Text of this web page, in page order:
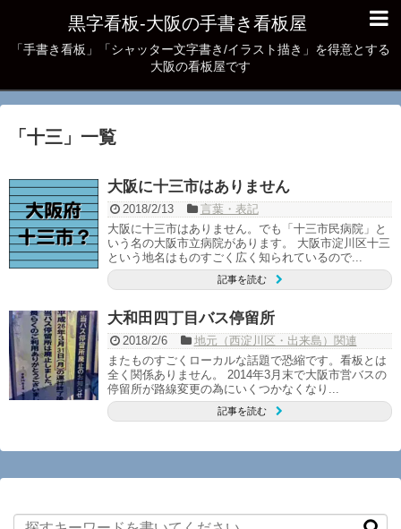
黒字看板‐大阪の手書き看板屋
「手書き看板」「シャッター文字書き/イラスト描き」を得意とする
大阪の看板屋です
「 十三 」 一覧
大阪に十三市はありません
2018/2/13
言葉・表記
大阪に十三市はありません。でも「十三市民病院」と
いう名の大阪市立病院があります。 大阪市淀川区十三
という地名はものすごく広く知られているので...
記事を読む
大和田四丁目バス停留所
2018/2/6
地元（西淀川区・出来島）関連
またものすごくローカルな話題で恐縮です。看板とは
全く関係ありません。 2014年3月末で大阪市営バスの
停留所が路線変更の為にいくつかなくなり...
記事を読む